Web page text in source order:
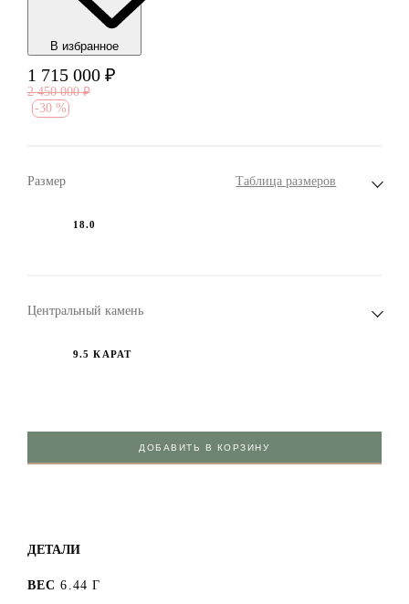
В избранноe
1 715 000 ₽
2 450 000 ₽
-30 %
Размер Таблица размеров
18.0
Центральный камень
9.5 КАРАТ
ДОБАВИТЬ В КОРЗИНУ
ДЕТАЛИ
ВЕС 6.44 Г